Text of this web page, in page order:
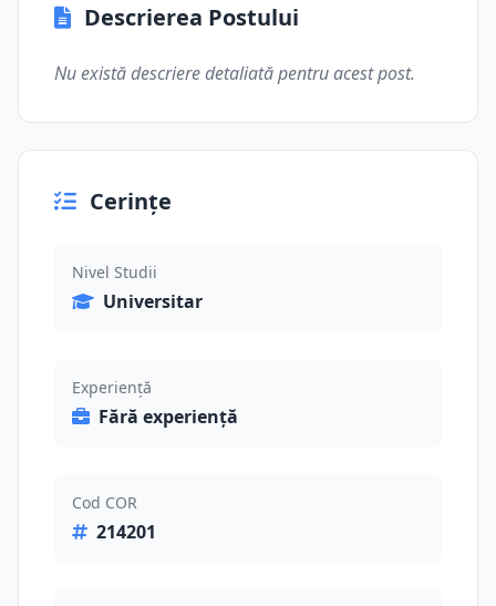
Descrierea Postului
Nu există descriere detaliată pentru acest post.
Cerințe
Nivel Studii
Universitar
Experiență
Fără experiență
Cod COR
214201